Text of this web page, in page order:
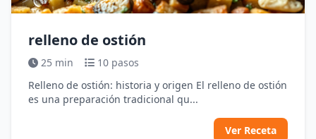
relleno de ostión
25 min
10 pasos
Relleno de ostión: historia y origen El relleno de ostión
es una preparación tradicional qu...
Ver Receta